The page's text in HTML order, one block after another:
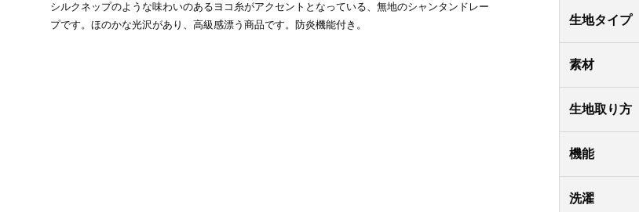
シルクネップのような味わいのあるヨコ糸がアクセントとなっている、無地のシャンタンドレー
プです。ほのかな光沢があり、高級感漂う商品です。防炎機能付き。
生地タイプ
素材
生地取り方
機能
洗濯